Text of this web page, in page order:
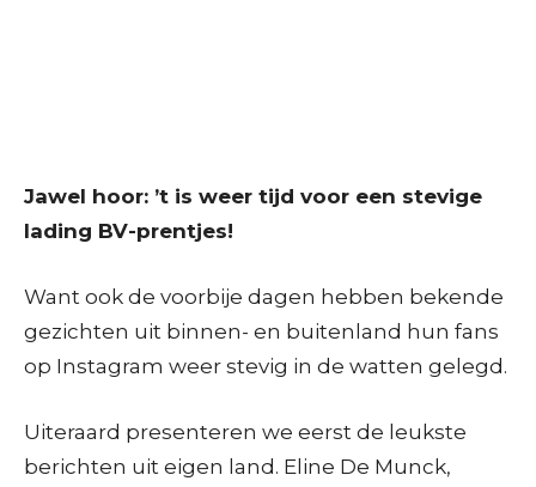
Jawel hoor: ’t is weer tijd voor een stevige
lading BV-prentjes!
Want ook de voorbije dagen hebben bekende
gezichten uit binnen- en buitenland hun fans
op Instagram weer stevig in de watten gelegd.
Uiteraard presenteren we eerst de leukste
berichten uit eigen land. Eline De Munck,